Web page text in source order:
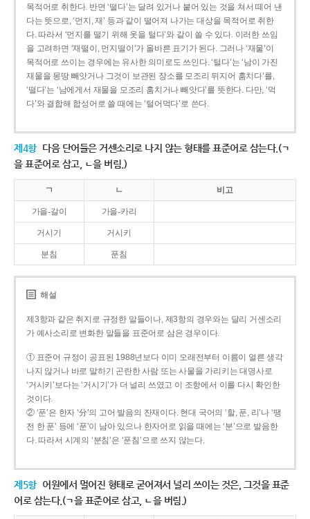
목적어로 취한다. 반면 ‘떨다’는 달려 있거나 붙어 있는 것을 쳐서 떼어 낸
다는 뜻으로, ‘먼지, 재’ 등과 같이 떨어져 나가는 대상을 목적어로 취한
다. 따라서 ‘먼지를 떨기 위해 옷을 털다’와 같이 쓸 수 있다. 이러한 쓰임
을 고려하면 ‘재떨이, 먼지떨이’가 올바른 표기가 된다. 그러나 ‘재물’이
목적어로 쓰이는 경우에는 유사한 의미로도 쓰인다. ‘털다’는 ‘남이 가진
재물을 몽땅 빼앗거나 그것이 보관된 장소를 모조리 뒤지어 훔치다’를,
‘떨다’는 ‘남에게서 재물을 모조리 훔치거나 빼앗다’를 뜻한다. 다만, ‘먹
다’와 결합해 합성어로 쓸 때에는 ‘털어먹다’로 쓴다.
제4항 다음 단어들은 거센소리로 나지 않는 형태를 표준어로 삼는다.(ㄱ
을 표준어로 삼고, ㄴ을 버림.)
ㄱ ㄴ 비고
가을-갈이 가을-카리
거시기 거시키
분침 푼침
해설
제3항과 같은 취지로 규정한 말들이나, 제3항의 경우와는 달리 거센소리
가 예사소리로 변화한 말들을 표준어로 삼은 경우이다.
① 표준어 규정이 공표된 1988년보다 이미 오래전부터 이름이 얼른 생각
나지 않거나 바로 말하기 곤란한 사람 또는 사물을 가리키는 대명사로
‘거시키’보다는 ‘거시기’가 더 널리 쓰였고 이 조항에서 이를 다시 확인한
것이다.
② ‘푼’은 한자 ‘分’의 고어 발음의 잔재이다. 현대 국어의 ‘할, 푼, 리’나 ‘땡
전 한 푼’ 등에 ‘푼’이 남아 있으나 한자어로 읽을 때에는 ‘분’으로 발음한
다. 따라서 시계의 ‘분침’은 ‘푼침’으로 쓰지 않는다.
제5항 어원에서 멀어진 형태로 굳어져서 널리 쓰이는 것은, 그것을 표준
어로 삼는다.(ㄱ을 표준어로 삼고, ㄴ을 버림.)